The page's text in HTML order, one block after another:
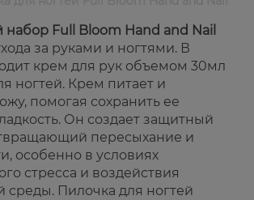
Full Bloom Hand and Nail
за руками и ногтями. В
крем для рук объемом 30мл
ногтей. Крем питает и
помогая сохранить ее
Он создает защитный
пересыхание и
особенно в условиях
стресса и воздействия
Пилочка для ногтей